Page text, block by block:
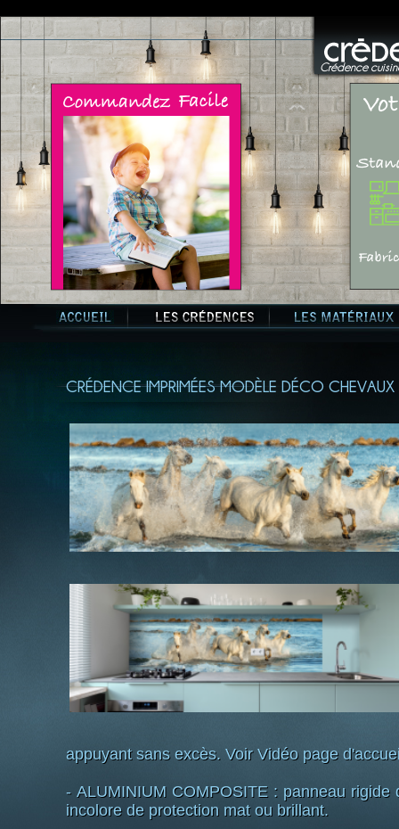
Crédence
CRÉDENCE IMPRIMÉES MODÈLE DÉCO
appuyant sans excès. Voir Vidéo page
- ALUMINIUM COMPOSITE : panneau
incolore de protection mat ou brillant.